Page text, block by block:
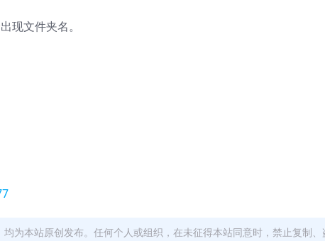
现文件夹名。
为本站原创发布。任何个人或组织，在未征得本站同意时，禁止复制、